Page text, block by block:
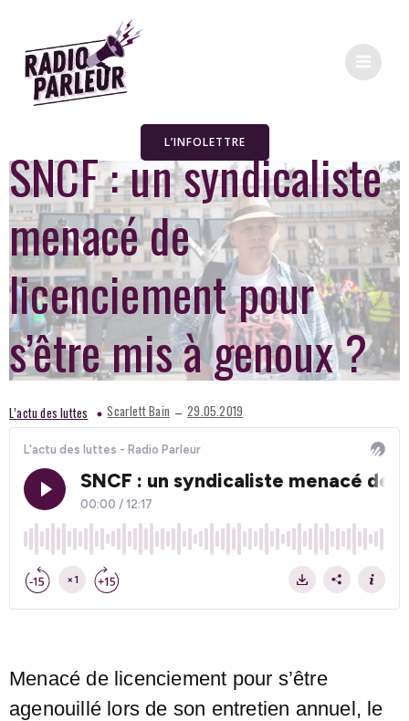
L’INFOLETTRE
SNCF : un syndicaliste
menacé de
licenciement pour
s’être mis à genoux ?
L’actu des luttes Scarlett Bain – 29.05.2019
Menacé de licenciement pour s’être
agenouillé lors de son entretien annuel, le